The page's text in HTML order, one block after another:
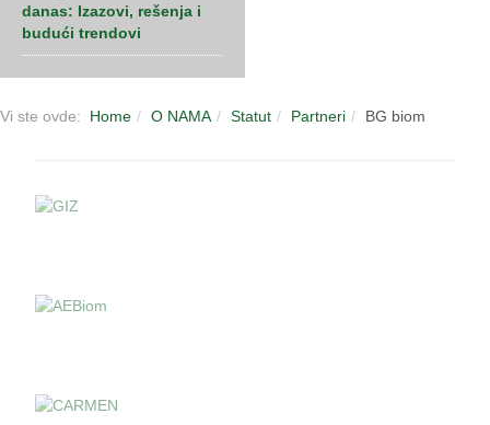
danas: Izazovi, rešenja i
budući trendovi
Vi ste ovde: Home O NAMA Statut Partneri BG biom